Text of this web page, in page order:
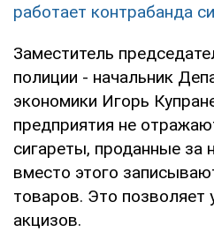
работает контрабанда
Заместитель
полиции - начальник
экономики Игорь
предприятия не
сигареты, проданные за
вместо этого
товаров. Это позволяет
акцизов.